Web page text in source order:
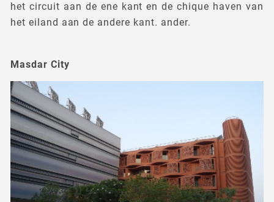
het circuit aan de ene kant en de chique haven van
het eiland aan de andere kant. ander.
Masdar City